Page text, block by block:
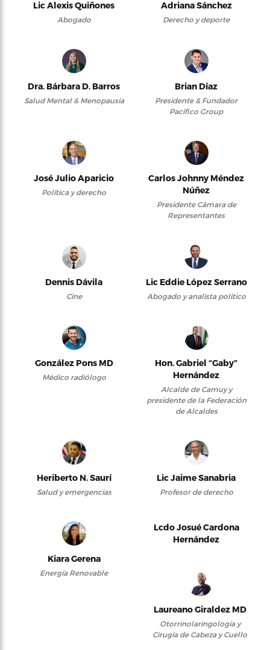
Lic Alexis Quiñones
Abogado
Adriana Sánchez
Derecho y deporte
Dra. Bárbara D. Barros
Salud Mental & Menopausia
Brian Díaz
Presidente & Fundador
Pacifico Group
José Julio Aparicio
Política y derecho
Carlos Johnny Méndez
Núñez
Presidente Cámara de
Representantes
Dennis Dávila
Cine
Lic Eddie López Serrano
Abogado y analista político
González Pons MD
Médico radiólogo
Hon. Gabriel “Gaby”
Hernández
Alcalde de Camuy y
presidente de la Federación
de Alcaldes
Heriberto N. Saurí
Salud y emergencias
Lic Jaime Sanabria
Profesor de derecho
Kiara Gerena
Energía Renovable
Lcdo Josué Cardona
Hernández
Laureano Giraldez MD
Otorrinolaringología y
Cirugía de Cabeza y Cuello